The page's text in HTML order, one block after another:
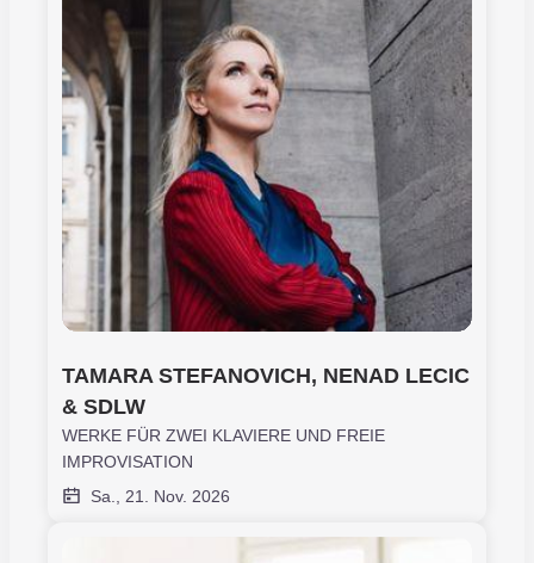
TAMARA STEFANOVICH, NENAD LECIC
& SDLW
WERKE FÜR ZWEI KLAVIERE UND FREIE
IMPROVISATION
Sa., 21. Nov. 2026